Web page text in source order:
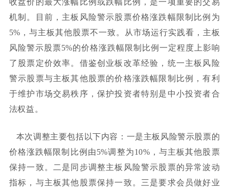
收盘价的最大涨幅比例或跌幅比例，是一项重要的交易
机制。目前，主板风险警示股票价格涨跌幅限制比例 为
5%，与主板其他股票不一致。从市场运行实践看，主板
风险警示股票5%的价格涨跌幅限制比例一定程度上影响
了股票定价效率。借鉴创业板改革经验，统一主板风险
警示股票与主板其他股票的价格涨跌幅限制比例，有利
于维护市场交易秩序，保护投资者特别是中小投资者合
法权益。
本次调整主要包括以下内容：一是主板风险警示股票的
价格涨跌幅限制 比例 由5%调整为10%，与主板其他股票
保持一致。二是同步调整主板风险警示股票的异常波动
指标，与主板其他股票保持一致。三是要求会员做好业